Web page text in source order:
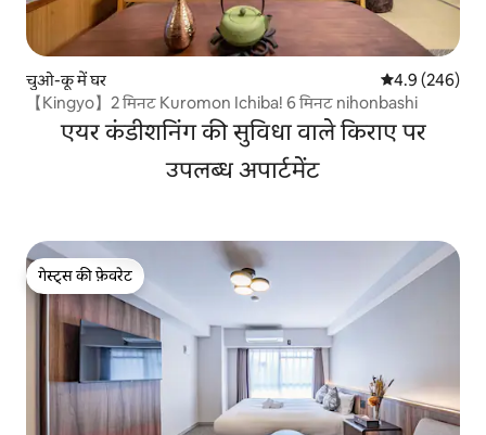
चुओ-कू में घर औसत रेटिंग 5 में
4.9 (246)
【Kingyo】2 मिनट Kuromon Ichiba! 6 मिनट nihonbashi
एयर कंडीशनिंग की सुविधा वाले किराए पर
उपलब्ध अपार्टमेंट
गेस्ट्स की फ़ेवरेट
गेस्ट्स की फ़ेवरेट